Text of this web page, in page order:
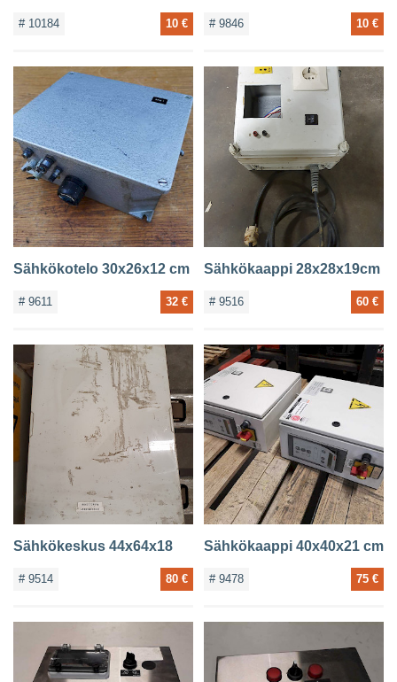
# 10184 10 € # 9846 10 €
Sähkökotelo 30x26x12 cm
# 9611 32 €
Sähkökaappi 28x28x19cm
# 9516 60 €
Sähkökeskus 44x64x18
# 9514 80 €
Sähkökaappi 40x40x21 cm
# 9478 75 €